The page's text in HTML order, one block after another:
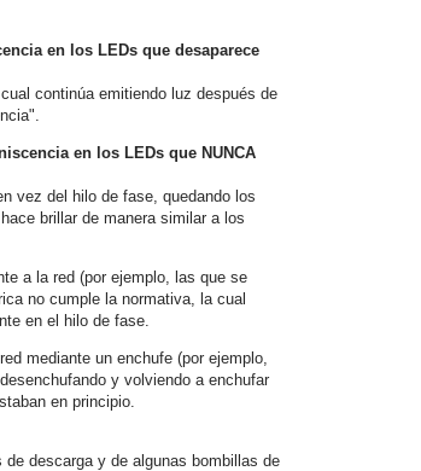
en los LEDs que desaparece
continúa emitiendo luz después de
en los LEDs que NUNCA
vez del hilo de fase, quedando los
brillar de manera similar a los
a la red (por ejemplo, las que se
no cumple la normativa, la cual
en el hilo de fase.
mediante un enchufe (por ejemplo,
y volviendo a enchufar
en principio.
descarga y de algunas bombillas de